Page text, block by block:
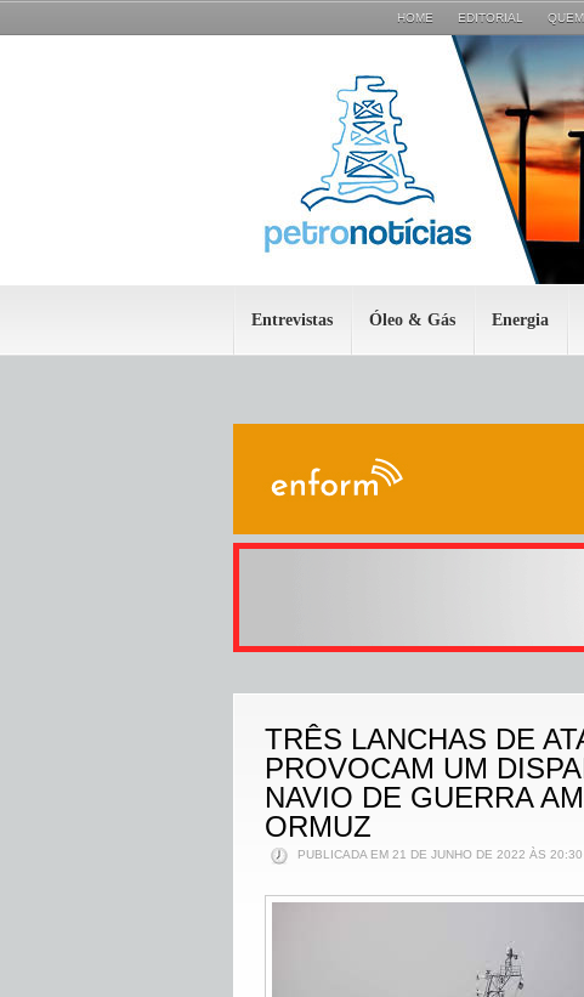
HOME EDITORIAL
Entrevistas Óleo & Gás Energia
TRÊS LANCHAS DE
PROVOCAM UM
NAVIO DE GUERRA
ORMUZ
PUBLICADA EM 21 DE JUNHO DE 2022 ÀS 20:30